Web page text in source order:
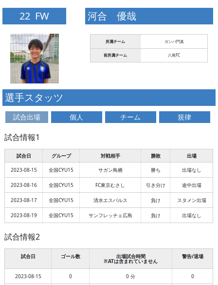
22 FW 河合 優哉
所属チーム ガンバ門真
前所属チーム 八尾FC
選手スタッツ
試合出場 個人 チーム 規律
試合情報1
試合日 グループ 対戦相手 勝敗 出場
2023-08-15 全国CYU15 サガン鳥栖 勝ち 出場なし
2023-08-16 全国CYU15 FC東京むさし 引き分け 途中出場
2023-08-17 全国CYU15 清水エスパルス 負け スタメン出場
2023-08-19 全国CYU15 サンフレッチェ広島 負け 出場なし
試合情報2
試合日 ゴール数 出場試合時間
※ATは含まれていません
警告/退場
2023-08-15 0 0 分 0